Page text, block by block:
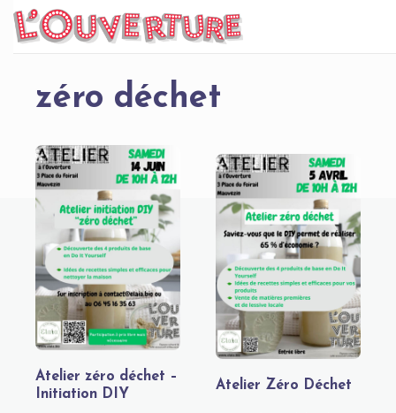
Skip
zéro déchet
Atelier zéro déchet –
Initiation DIY
Atelier Zéro Déchet